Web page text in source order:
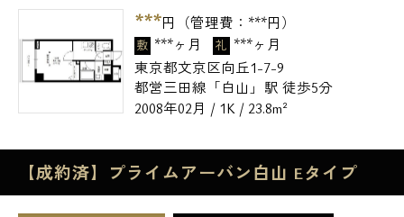
***円（管理費： ***円）
敷 ***ヶ月 礼 ***ヶ月
東京都文京区向丘1-7-9
都営三田線「白山」駅 徒歩5分
2008年02月 / 1K / 23.8m²
【成約済】プライムアーバン白山 Eタイプ